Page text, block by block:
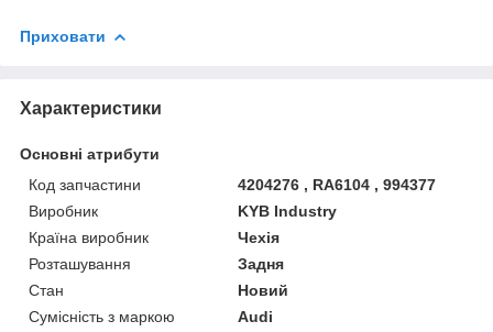
Приховати
Характеристики
Основні атрибути
Код запчастини
4204276 , RA6104 , 994377
Виробник
KYB Industry
Країна виробник
Чехія
Розташування
Задня
Стан
Новий
Сумісність з маркою
Audi